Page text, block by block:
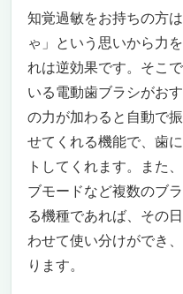
知覚過敏に悩
こにある。
【世界50万本超
未来型ブラシ「
TROMATZ WAVE
音も振動もない
――“知覚過敏の
ラシ”とはこう
ゴシゴシしない
体電流が導く“
人も正直にお伝
知覚過敏をお持ちの方
ゃ」という思いから力
れは逆効果です。そこ
いる電動歯ブラシがお
の力が加わると自動で
せてくれる機能で、歯
トしてくれます。また
ブモードなど複数のブ
る機種であれば、その
わせて使い分けができ
ります。